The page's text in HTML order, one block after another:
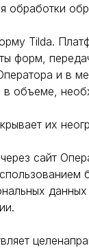
Tilda.
форм,
и в
в объеме,
их
сайт